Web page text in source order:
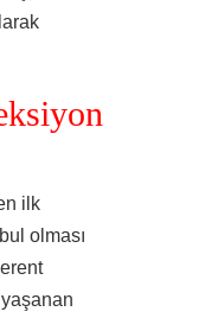
ilk
olması